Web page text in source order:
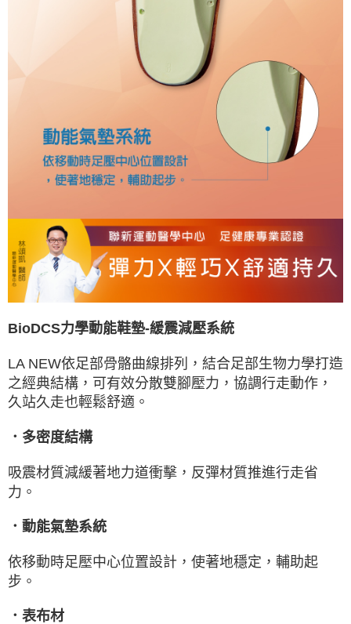
BioDCS力學動能鞋墊-緩震減壓系統
LA NEW依足部骨骼曲線排列，結合足部生物力學打造
之經典結構，可有效分散雙腳壓力，協調行走動作，
久站久走也輕鬆舒適。
．多密度結構
吸震材質減緩著地力道衝擊，反彈材質推進行走省
力。
．動能氣墊系統
依移動時足壓中心位置設計，使著地穩定，輔助起
步。
．表布材